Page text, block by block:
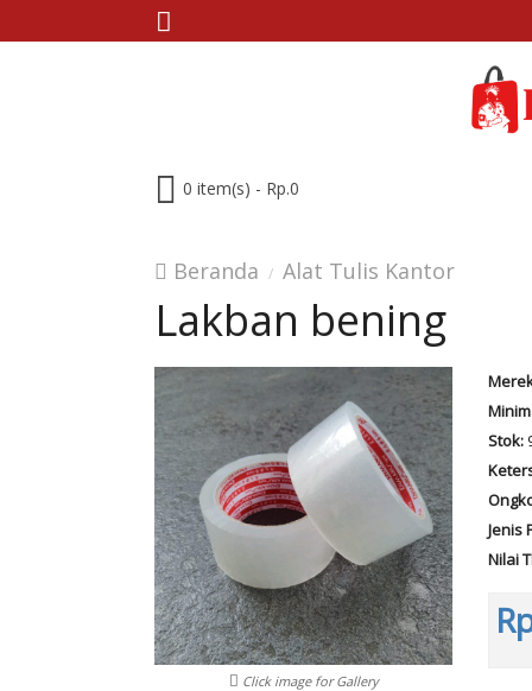
0 item(s) - Rp.0
Beranda Alat Tulis Kantor
Lakban bening
Click image for Gallery
Stok:
Jenis
Nilai